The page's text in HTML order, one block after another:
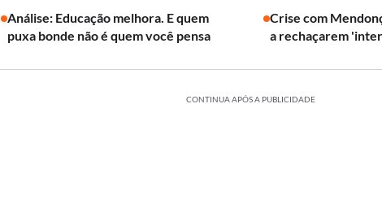
Análise: Educação melhora. E quem
puxa bonde não é quem você pensa
Crise com
a rechaçarem
CONTINUA APÓS A PUBLICIDADE